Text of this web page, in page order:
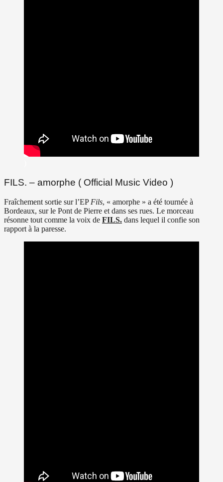
FILS. – amorphe ( Official Music Video )
Fraîchement sortie sur l’EP Fils, « amorphe » a été tournée à
Bordeaux, sur le Pont de Pierre et dans ses rues. Le morceau
résonne tout comme la voix de FILS. dans lequel il confie son
rapport à la paresse.